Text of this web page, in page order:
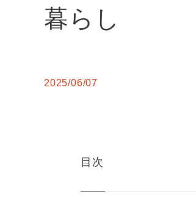
暮らし
2025/06/07
目次